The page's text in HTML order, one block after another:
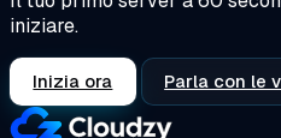
iniziare.
Inizia ora Parla con le